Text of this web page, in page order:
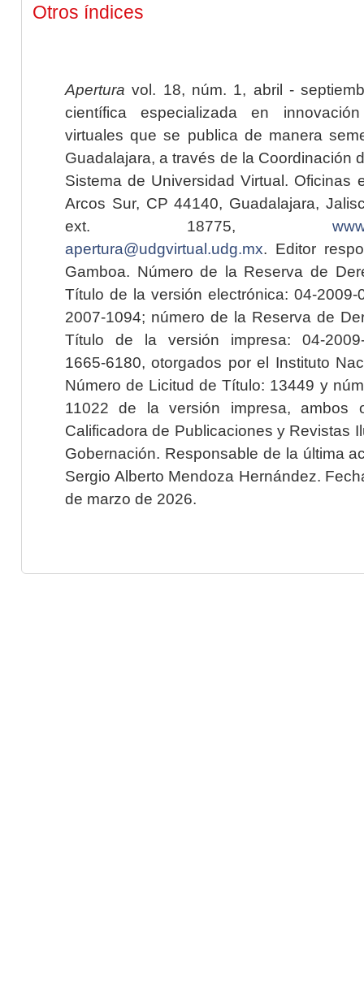
Otros índices
Apertura vol. 18, núm. 1, abril -
científica especializada en
virtuales que se publica de manera
Guadalajara, a través de la Coordinación
Sistema de Universidad Virtual. Oficinas
Arcos Sur, CP 44140, Guadalajara,
ext. 18775,
apertura@udgvirtual.udg.mx. Editor
Gamboa. Número de la Reserva de
Título de la versión electrónica: 04-2009-
2007-1094; número de la Reserva de
Título de la versión impresa: 04-2009-
1665-6180, otorgados por el Instituto
Número de Licitud de Título: 13449 y
11022 de la versión impresa, ambos
Calificadora de Publicaciones y Revistas
Gobernación. Responsable de la última
Sergio Alberto Mendoza Hernández.
de marzo de 2026.